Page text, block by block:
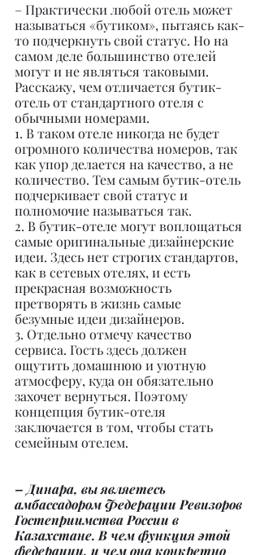
– Практически любой отель может
называться «бутиком», пытаясь как-
то подчеркнуть свой статус. Но на
самом деле большинство отелей
могут и не являться таковыми.
Расскажу, чем отличается бутик-
отель от стандартного отеля с
обычными номерами.
1. В таком отеле никогда не будет
огромного количества номеров, так
как упор делается на качество, а не
количество. Тем самым бутик-отель
подчеркивает свой статус и
полномочие называться так.
2. В бутик-отеле могут воплощаться
самые оригинальные дизайнерские
идеи. Здесь нет строгих стандартов,
как в сетевых отелях, и есть
прекрасная возможность
претворять в жизнь самые
безумные идеи дизайнеров.
3. Отдельно отмечу качество
сервиса. Гость здесь должен
ощутить домашнюю и уютную
атмосферу, куда он обязательно
захочет вернуться. Поэтому
концепция бутик-отеля
заключается в том, чтобы стать
семейным отелем.
– Динара, вы являетесь
амбассадором Федерации Ревизоров
Гостеприимства России в
Казахстане. В чем функция этой
федерации, и чем она конкретно